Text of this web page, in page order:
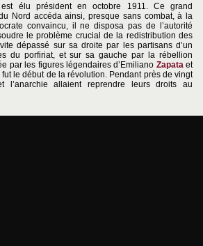
est élu président en octobre 1911. Ce grand
Nord accéda ainsi, presque sans combat, à la
convaincu, il ne disposa pas de l’autorité
le problème crucial de la redistribution des
dépassé sur sa droite par les partisans d’un
du porfiriat, et sur sa gauche par la rébellion
par les figures légendaires d’Emiliano Zapataet
le début de la révolution. Pendant près de vingt
l’anarchie allaient reprendre leurs droits au